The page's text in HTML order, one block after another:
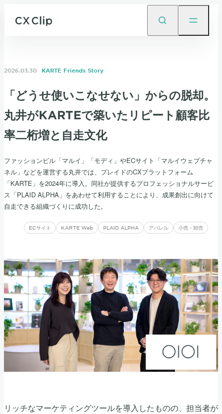
2026.03.30 KARTE Friends Story
「どうせ使いこなせない」からの脱却。
丸井がKARTEで築いたリピート顧客比
率二桁増と自走文化
ファッションビル「マルイ」「モディ」やECサイト「マルイウェブチャ
ネル」などを運営する丸井では、プレイドのCXプラットフォーム
「KARTE」を2024年に導入。同社が提供するプロフェッショナルサービ
ス「PLAID ALPHA」をあわせて利用することにより、成果創出に向けて
自走できる組織づくりに成功した。
ECサイト KARTE Web PLAID ALPHA アパレル 小売・卸売
リッチなマーケティングツールを導入したものの、担当者が